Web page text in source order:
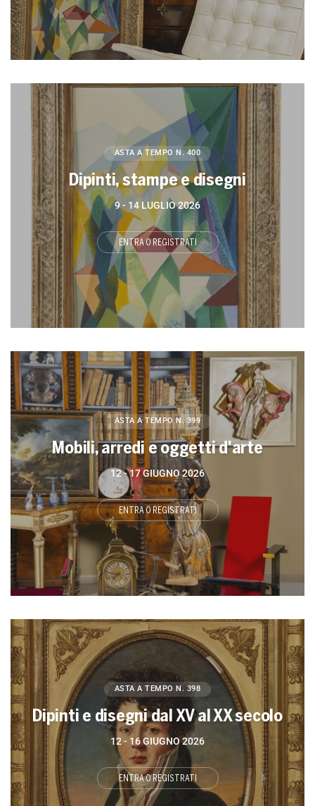
ASTA A TEMPO N. 400
Dipinti, stampe e disegni
9 - 14 LUGLIO 2026
ENTRA O REGISTRATI
ASTA A TEMPO N. 399
Mobili, arredi e oggetti d'arte
12 -17 GIUGNO 2026
ENTRA O REGISTRATI
ASTA A TEMPO N. 398
Dipinti e disegni dal XV al XX secolo
12 - 16 GIUGNO 2026
ENTRA O REGISTRATI